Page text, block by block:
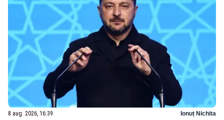
8 aug. 2026, 16:39 Ionuț Nichita